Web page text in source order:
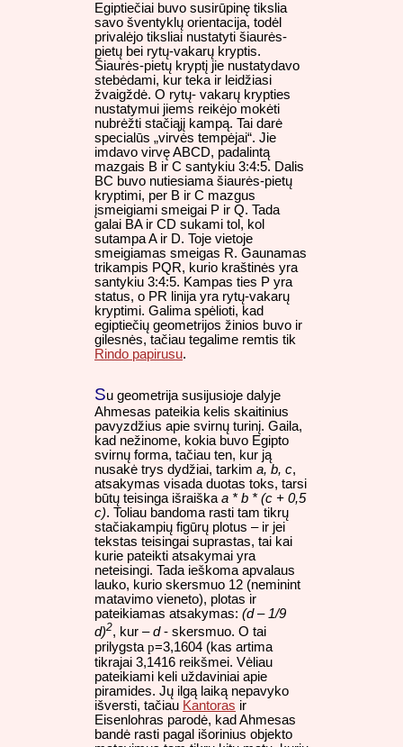
Egiptiečiai buvo susirūpinę tikslia
savo šventyklų orientacija, todėl
privalėjo tiksliai nustatyti šiaurės-
pietų bei rytų-vakarų kryptis.
Šiaurės-pietų kryptį jie nustatydavo
stebėdami, kur teka ir leidžiasi
žvaigždė. O rytų- vakarų krypties
nustatymui jiems reikėjo mokėti
nubrėžti stačiąjį kampą. Tai darė
specialūs „virvės tempėjai“. Jie
imdavo virvę ABCD, padalintą
mazgais B ir C santykiu 3:4:5. Dalis
BC buvo nutiesiama šiaurės-pietų
kryptimi, per B ir C mazgus
įsmeigiami smeigai P ir Q. Tada
galai BA ir CD sukami tol, kol
sutampa A ir D. Toje vietoje
smeigiamas smeigas R. Gaunamas
trikampis PQR, kurio kraštinės yra
santykiu 3:4:5. Kampas ties P yra
status, o PR linija yra rytų-vakarų
kryptimi. Galima spėlioti, kad
egiptiečių geometrijos žinios buvo ir
gilesnės, tačiau tegalime remtis tik
Rindo papirusu.
Su geometrija susijusioje dalyje
Ahmesas pateikia kelis skaitinius
pavyzdžius apie svirnų turinį. Gaila,
kad nežinome, kokia buvo Egipto
svirnų forma, tačiau ten, kur ją
nusakė trys dydžiai, tarkim a, b, c,
atsakymas visada duotas toks, tarsi
būtų teisinga išraiška a * b * (c + 0,5
c). Toliau bandoma rasti tam tikrų
stačiakampių figūrų plotus – ir jei
tekstas teisingai suprastas, tai kai
kurie pateikti atsakymai yra
neteisingi. Tada ieškoma apvalaus
lauko, kurio skersmuo 12 (neminint
matavimo vieneto), plotas ir
pateikiamas atsakymas: (d – 1/9
d)2, kur –d- skersmuo. O tai
prilygsta p=3,1604 (kas artima
tikrajai 3,1416 reikšmei. Vėliau
pateikiami keli uždaviniai apie
piramides. Jų ilgą laiką nepavyko
išversti, tačiau Kantoras ir
Eisenlohras parodė, kad Ahmesas
bandė rasti pagal išorinius objekto